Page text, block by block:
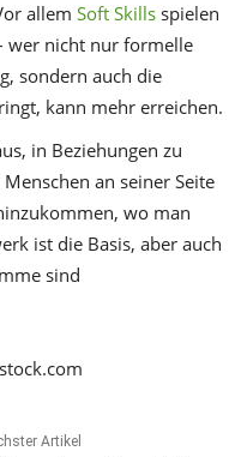
allem Soft Skills spielen
wer nicht nur formelle
sondern auch die
kann mehr erreichen.
in Beziehungen zu
an seiner Seite
wo man
ist die Basis, aber auch
sind
Artikel